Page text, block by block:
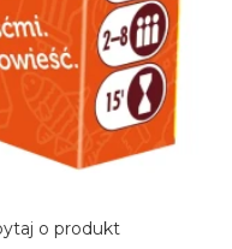
o produkt